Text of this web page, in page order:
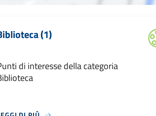
(1)
di interesse della categoria